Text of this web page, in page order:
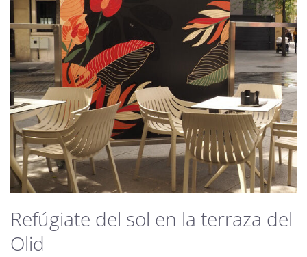
Refúgiate del sol en la terraza del
Olid